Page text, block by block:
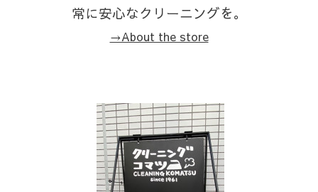
常に安心なクリーニングを。
→About the store